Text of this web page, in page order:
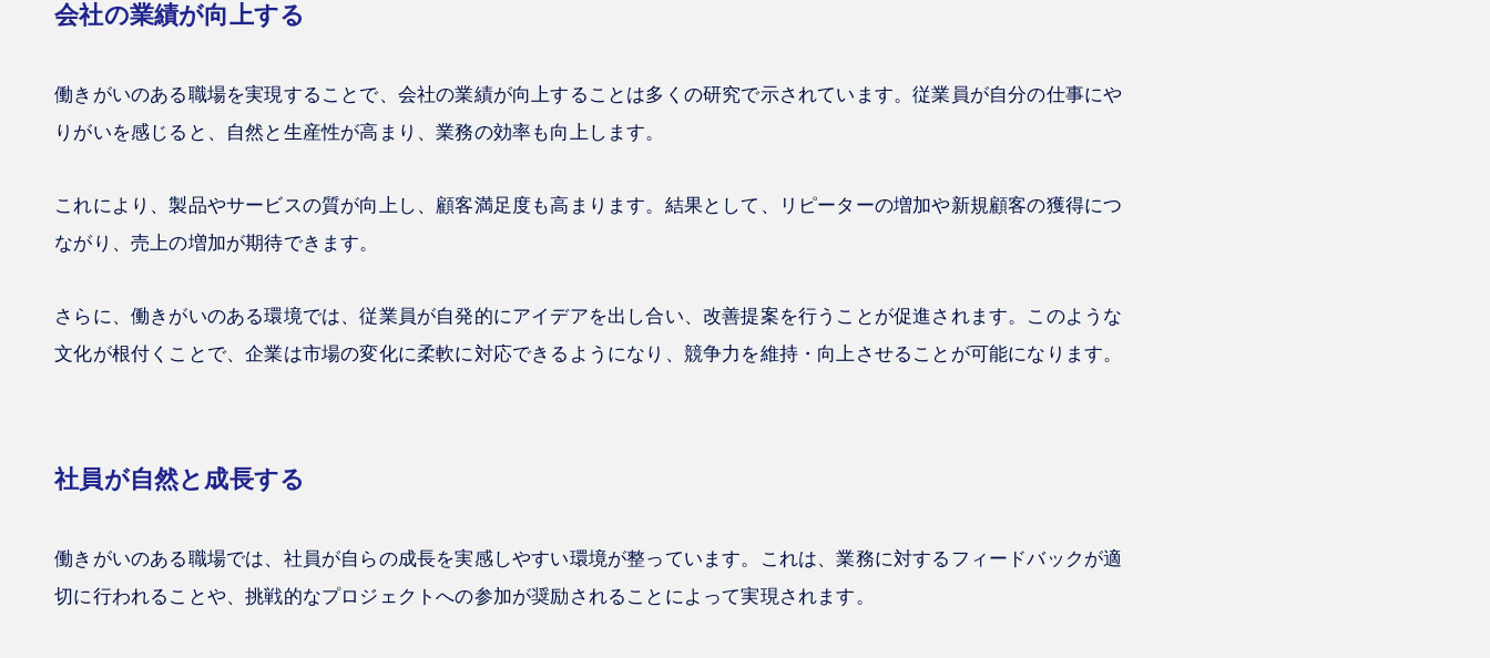
会社の業績が向上する
働きがいのある職場を実現することで、会社の業績が向上することは多くの研究で示されています。従業員が自分の仕事にや
りがいを感じると、自然と生産性が高まり、業務の効率も向上します。
これにより、製品やサービスの質が向上し、顧客満足度も高まります。結果として、リピーターの増加や新規顧客の獲得につ
ながり、売上の増加が期待できます。
さらに、働きがいのある環境では、従業員が自発的にアイデアを出し合い、改善提案を行うことが促進されます。このような
文化が根付くことで、企業は市場の変化に柔軟に対応できるようになり、競争力を維持・向上させることが可能になります。
社員が自然と成長する
働きがいのある職場では、社員が自らの成長を実感しやすい環境が整っています。これは、業務に対するフィードバックが適
切に行われることや、挑戦的なプロジェクトへの参加が奨励されることによって実現されます。